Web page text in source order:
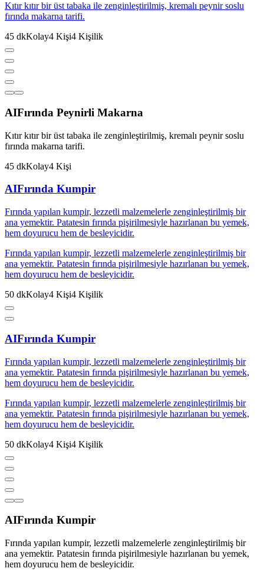
Kıtır kıtır bir üst tabaka ile zenginleştirilmiş, kremalı peynir soslu
fırında makarna tarifi.
45 dkKolay4 Kişi4 Kişilik
AIFırında Peynirli Makarna
Kıtır kıtır bir üst tabaka ile zenginleştirilmiş, kremalı peynir soslu
fırında makarna tarifi.
45 dkKolay4 Kişi
AIFırında Kumpir
Fırında yapılan kumpir, lezzetli malzemelerle zenginleştirilmiş bir
ana yemektir. Patatesin fırında pişirilmesiyle hazırlanan bu yemek,
hem doyurucu hem de besleyicidir.
Fırında yapılan kumpir, lezzetli malzemelerle zenginleştirilmiş bir
ana yemektir. Patatesin fırında pişirilmesiyle hazırlanan bu yemek,
hem doyurucu hem de besleyicidir.
50 dkKolay4 Kişi4 Kişilik
AIFırında Kumpir
Fırında yapılan kumpir, lezzetli malzemelerle zenginleştirilmiş bir
ana yemektir. Patatesin fırında pişirilmesiyle hazırlanan bu yemek,
hem doyurucu hem de besleyicidir.
Fırında yapılan kumpir, lezzetli malzemelerle zenginleştirilmiş bir
ana yemektir. Patatesin fırında pişirilmesiyle hazırlanan bu yemek,
hem doyurucu hem de besleyicidir.
50 dkKolay4 Kişi4 Kişilik
AIFırında Kumpir
Fırında yapılan kumpir, lezzetli malzemelerle zenginleştirilmiş bir
ana yemektir. Patatesin fırında pişirilmesiyle hazırlanan bu yemek,
hem doyurucu hem de besleyicidir.